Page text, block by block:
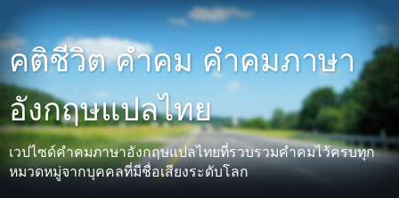
คติชีวิต คำคม คำคมภาษา
อังกฤษแปลไทย
เวปไซด์คำคมภาษาอังกฤษแปลไทยที่รวบรวมคำคมไว้ครบทุก
หมวดหมู่จากบุคคลที่มีชื่อเสียงระดับโลก